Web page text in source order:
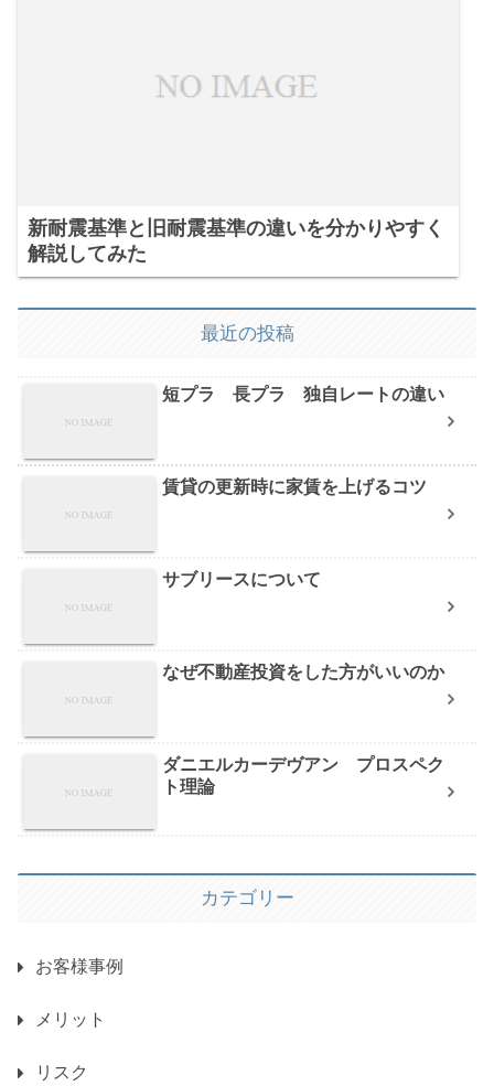
新耐震基準と旧耐震基準の違いを分かりやすく
解説してみた
最近の投稿
短プラ 長プラ 独自レートの違い
賃貸の更新時に家賃を上げるコツ
サブリースについて
なぜ不動産投資をした方がいいのか
ダニエルカーデヴアン プロスペク
ト理論
カテゴリー
お客様事例
メリット
リスク